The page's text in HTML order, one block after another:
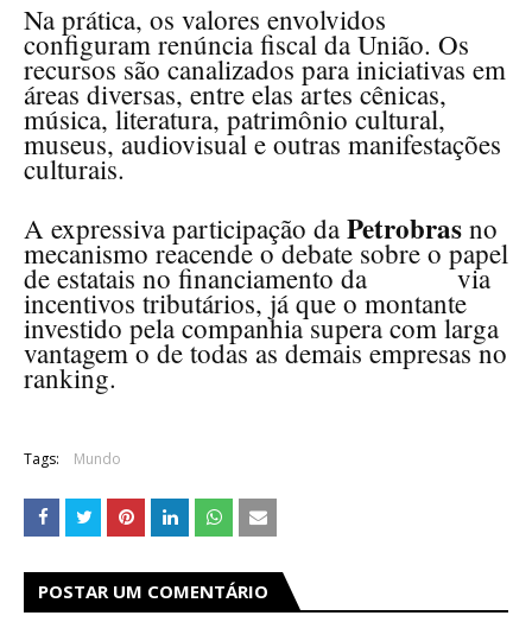
Na prática, os valores envolvidos
configuram renúncia fiscal da União. Os
recursos são canalizados para iniciativas em
áreas diversas, entre elas artes cênicas,
música, literatura, patrimônio cultural,
museus, audiovisual e outras manifestações
culturais.
A expressiva participação da Petrobras no
mecanismo reacende o debate sobre o papel
de estatais no financiamento da culturavia
incentivos tributários, já que o montante
investido pela companhia supera com larga
vantagem o de todas as demais empresas no
ranking.
Tags: Mundo
POSTAR UM COMENTÁRIO